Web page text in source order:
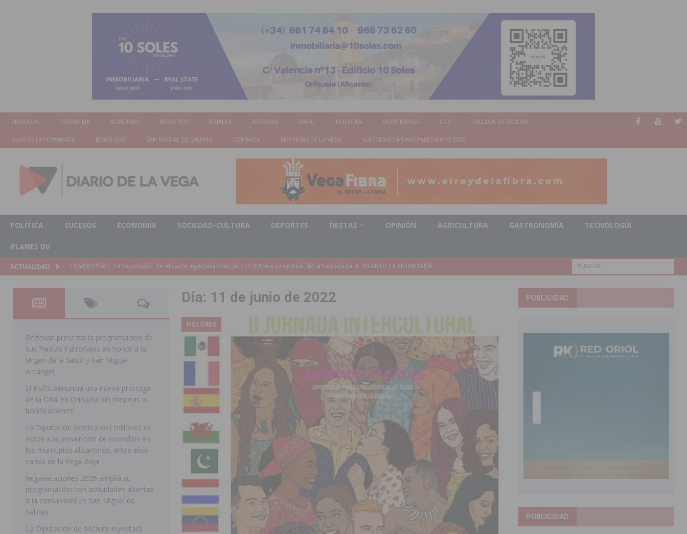
ORIHUELA TORREVIEJA ALMORADÍ BIGASTRO ROJALES REDOVÁN RAFAL DOLORES MONTESINOS COX CALLOSA DE SEGURA
PILAR DE LA HORADADA BENEJUZAR SAN MIGUEL DE SALINAS COMARCA EMPRESAS DE LA VEGA ELECCIONES MUNICIPALES MAYO 2023
POLÍTICA SUCESOS ECONOMÍA SOCIEDAD-CULTURA DEPORTES FIESTAS OPINIÓN AGRICULTURA GASTRONOMÍA TECNOLOGÍA
PLANES DV
ACTUALIDAD [ 06/08/2026 ] La Diputación de Alicante inyectará más de 737.000 euros en Pilar de la Horadada
PILAR DE LA HORADADA
Patronales 2026
SAN MIGUEL DE SALINAS
[ 06/08/2026 ] La Escuela Municipal de Música de Los Montesinos abrirá en septiembre el último plazo de matriculación para el
curso 2026-2027
MONTESINOS
[ 06/08/2026 ]
Convocado el XXVII Concurso de Carteles de las Fiestas Patronales de Pilar de la Horadada 2026
PILAR DE LA
[ 06/08/2026 ] Benejúzar vive el verano con una programación de actividades deportivas, culturales y de aventura
BENEJUZAR
Orihuela continúa mejorando los parques infantiles del municipio con nuevas actuaciones en la costa y las
pedanías
ORIHUELA
[ 06/08/2026 ]
El PP de Guardamar lleva al Pleno dos mociones para pedir responsabilidades y dimisiones
GUARDAMAR
[ 05/08/2026 ]
Orihuela ultima diferentes soluciones para garantizar la seguridad y la continuidad educativa del alumnado del
CEIP Virgen de la Puerta
ORIHUELA
Torrevieja presenta su programación de finales de 2026 tras superar los 78.000 espectadores
TORREVIEJA
[ 05/08/2026 ] Sanidad Orihuela llama a observar el eclipse solar del 12 de agosto con protección homologada y a planificar
Día: 11 de junio de 2022
DOLORES
Redován presenta la programación de
sus Fiestas Patronales en honor a la
Virgen de la Salud y San Miguel
Arcángel
El PSOE denuncia una nueva prórroga
de la ORA en Orihuela ‘sin mejoras ni
bonificaciones’
La Diputación destina dos millones de
euros a la prevención de incendios en
los municipios alicantinos, entre ellos
varios de la Vega Baja
Vegavacaciones 2026 amplía su
programación con actividades abiertas
a la comunidad en San Miguel de
Salinas
La Diputación de Alicante inyectará
PUBLICIDAD
PUBLICIDAD